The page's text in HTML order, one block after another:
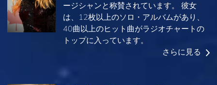
ージシャンと称賛されています。 彼女
は、12枚以上のソロ・アルバムがあり、
40曲以上のヒット曲がラジオチャートの
トップに入っています。
さらに見る